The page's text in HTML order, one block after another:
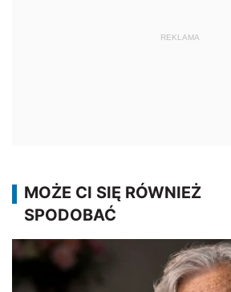
REKLAMA